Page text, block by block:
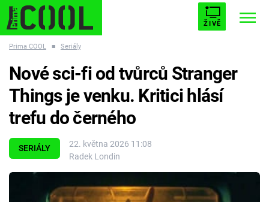
ŽIVĚ
ESCAPE PLNEJ KOTEL AVENGERS 5
Témata
Prima COOL ■ Seriály
SERIÁLY
22. května 2026 11:08
Radek Londin
Nové sci-fi od tvůrců Stranger
Things je venku. Kritici hlásí
trefu do černého